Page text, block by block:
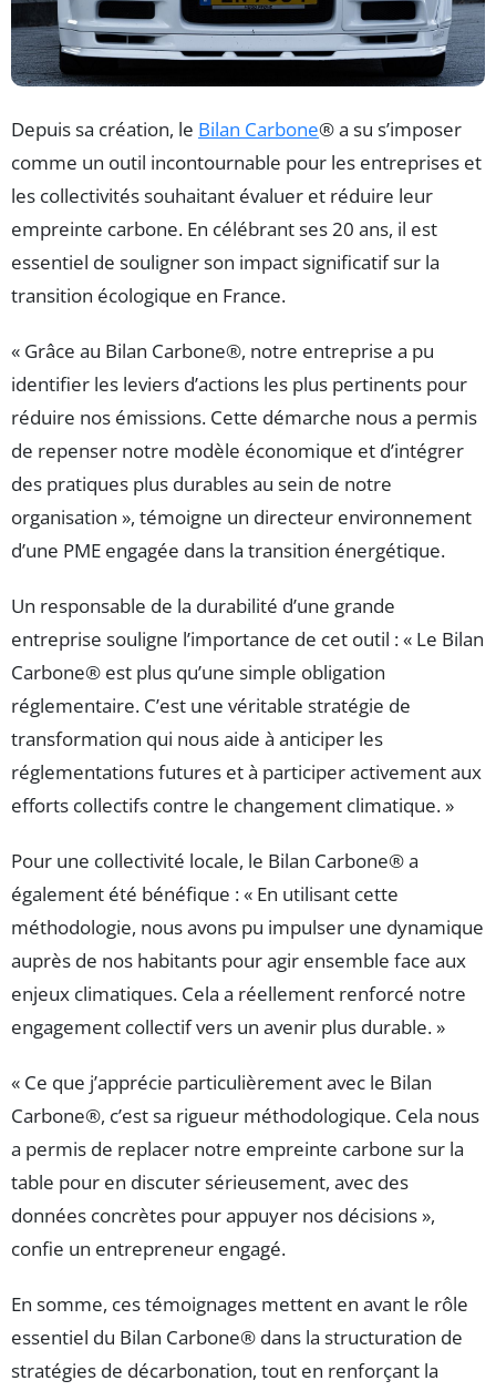
Depuis sa création, le Bilan Carbone® a su s’imposer
comme un outil incontournable pour les entreprises et
les collectivités souhaitant évaluer et réduire leur
empreinte carbone. En célébrant ses 20 ans, il est
essentiel de souligner son impact significatif sur la
transition écologique en France.
« Grâce au Bilan Carbone®, notre entreprise a pu
identifier les leviers d’actions les plus pertinents pour
réduire nos émissions. Cette démarche nous a permis
de repenser notre modèle économique et d’intégrer
des pratiques plus durables au sein de notre
organisation », témoigne un directeur environnement
d’une PME engagée dans la transition énergétique.
Un responsable de la durabilité d’une grande
entreprise souligne l’importance de cet outil : « Le Bilan
Carbone® est plus qu’une simple obligation
réglementaire. C’est une véritable stratégie de
transformation qui nous aide à anticiper les
réglementations futures et à participer activement aux
efforts collectifs contre le changement climatique. »
Pour une collectivité locale, le Bilan Carbone® a
également été bénéfique : « En utilisant cette
méthodologie, nous avons pu impulser une dynamique
auprès de nos habitants pour agir ensemble face aux
enjeux climatiques. Cela a réellement renforcé notre
engagement collectif vers un avenir plus durable. »
« Ce que j’apprécie particulièrement avec le Bilan
Carbone®, c’est sa rigueur méthodologique. Cela nous
a permis de replacer notre empreinte carbone sur la
table pour en discuter sérieusement, avec des
données concrètes pour appuyer nos décisions »,
confie un entrepreneur engagé.
En somme, ces témoignages mettent en avant le rôle
essentiel du Bilan Carbone® dans la structuration de
stratégies de décarbonation, tout en renforçant la